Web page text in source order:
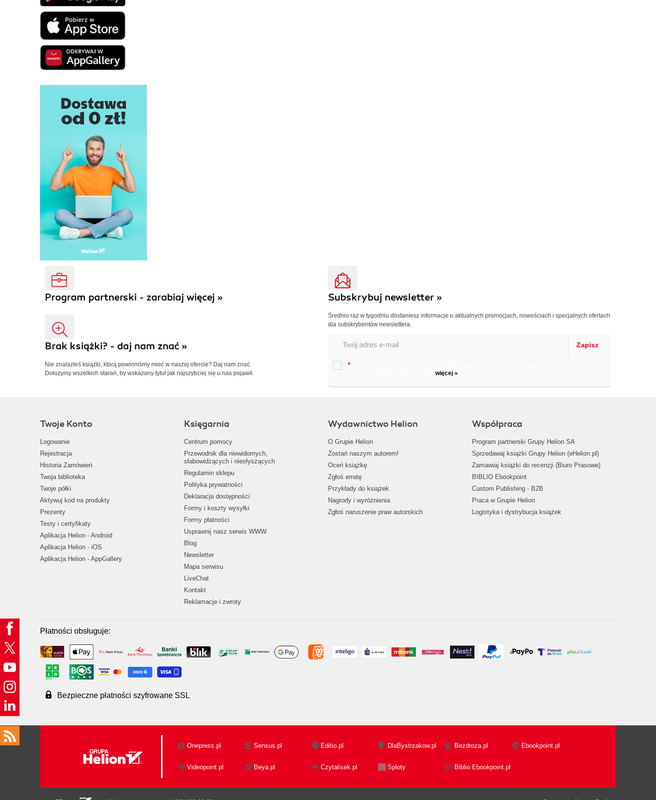
Program partnerski - zarabiaj więcej »
Brak książki? - daj nam znać »
Nie znalazłeś książki, którą powinniśmy mieć w naszej ofercie? Daj nam znać.
Dołożymy wszelkich starań, by wskazany tytuł jak najszybciej się u nas pojawił.
Subskrybuj newsletter »
Średnio raz w tygodniu dostaniesz informacje o aktualnych promocjach, nowościach i specjalnych ofertach
dla subskrybentów newslettera.
Zapisz
*
więcej »
Twoje Konto
Logowanie
Rejestracja
Historia Zamówień
Twoja biblioteka
Twoje półki
Aktywuj kod na produkty
Prezenty
Testy i certyfikaty
Aplikacja Helion - Android
Aplikacja Helion - iOS
Aplikacja Helion - AppGallery
Księgarnia
Centrum pomocy
Przewodnik dla niewidomych,
słabowidzących i niesłyszących
Regulamin sklepu
Polityka prywatności
Deklaracja dostępności
Formy i koszty wysyłki
Formy płatności
Usprawnij nasz serwis WWW
Blog
Newsletter
Mapa serwisu
LiveChat
Kontakt
Reklamacje i zwroty
Wydawnictwo Helion
O Grupie Helion
Zostań naszym autorem!
Oceń książkę
Zgłoś erratę
Przykłady do książek
Nagrody i wyróżnienia
Zgłoś naruszenie praw autorskich
Współpraca
Program partnerski Grupy Helion SA
Sprzedawaj książki Grupy Helion (eHelion.pl)
Zamawiaj książki do recenzji (Biuro Prasowe)
BIBLIO Ebookpoint
Custom Publishing - B2B
Praca w Grupie Helion
Logistyka i dystrybucja książek
Płatności obsługuje:
Bezpieczne płatności szyfrowane SSL
Onepress.pl Sensus.pl Editio.pl DlaBystrzakow.pl Bezdroza.pl Ebookpoint.pl
Videopoint.pl Beya.pl Czytalisek.pl Sploty Biblio.Ebookpoint.pl